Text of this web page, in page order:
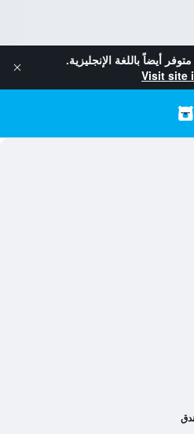
متوفر أيضاً باللغة الإنجليزية.
Visit site